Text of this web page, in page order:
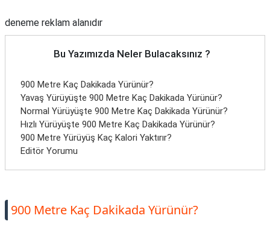
deneme reklam alanıdır
Bu Yazımızda Neler Bulacaksınız ?
900 Metre Kaç Dakikada Yürünür?
Yavaş Yürüyüşte 900 Metre Kaç Dakikada Yürünür?
Normal Yürüyüşte 900 Metre Kaç Dakikada Yürünür?
Hızlı Yürüyüşte 900 Metre Kaç Dakikada Yürünür?
900 Metre Yürüyüş Kaç Kalori Yaktırır?
Editör Yorumu
900 Metre Kaç Dakikada Yürünür?